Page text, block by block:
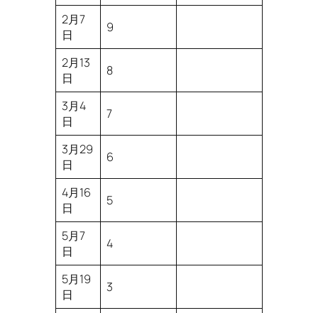
2月7
日
9
2月13
日
8
3月4
日
7
3月29
日
6
4月16
日
5
5月7
日
4
5月19
日
3